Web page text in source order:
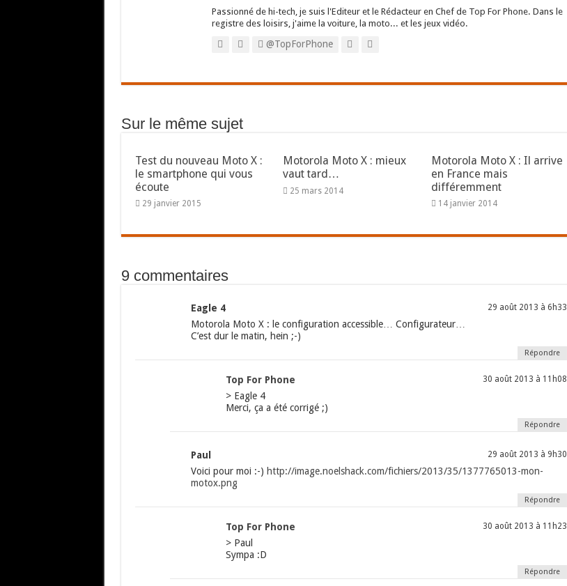
Passionné de hi-tech, je suis l'Editeur et le Rédacteur en Chef de Top For Phone. Dans le
registre des loisirs, j'aime la voiture, la moto... et les jeux vidéo.
@TopForPhone
Sur le même sujet
Test du nouveau Moto X :
le smartphone qui vous
écoute
29 janvier 2015
Motorola Moto X : mieux
vaut tard…
25 mars 2014
Motorola Moto X : Il arrive
en France mais
différemment
14 janvier 2014
9 commentaires
Eagle 4 29 août 2013 à 6h33
Motorola Moto X : le configuration accessible… Configurateur…
C’est dur le matin, hein ;-)
Répondre
Top For Phone 30 août 2013 à 11h08
> Eagle 4
Merci, ça a été corrigé ;)
Répondre
Paul 29 août 2013 à 9h30
Voici pour moi :-) http://image.noelshack.com/fichiers/2013/35/1377765013-mon-
motox.png
Répondre
Top For Phone 30 août 2013 à 11h23
> Paul
Sympa :D
Répondre